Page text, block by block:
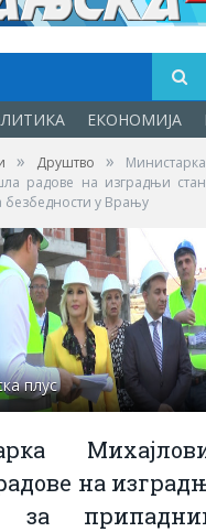
ЕКОНОМИЈА
» Друштво »
Министарка
радове на изградњи
безбедности у Врању
плус
на
за